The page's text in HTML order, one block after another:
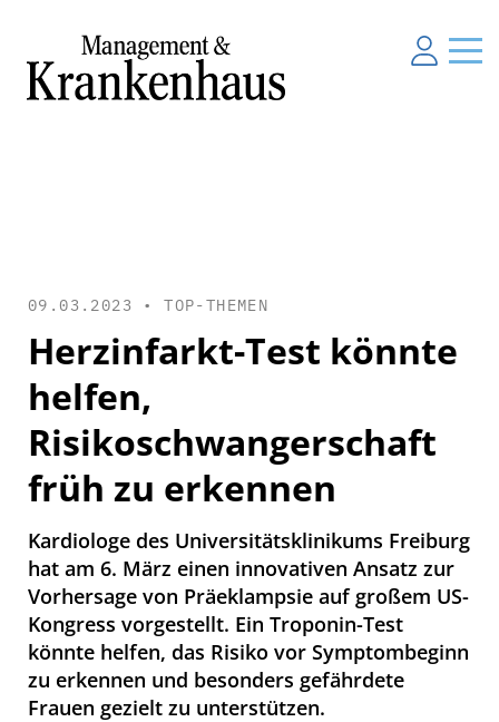
09.03.2023 •TOP-THEMEN
Herzinfarkt-Test könnte
helfen,
Risikoschwangerschaft
früh zu erkennen
Kardiologe des Universitätsklinikums Freiburg
hat am 6. März einen innovativen Ansatz zur
Vorhersage von Präeklampsie auf großem US-
Kongress vorgestellt. Ein Troponin-Test
könnte helfen, das Risiko vor Symptombeginn
zu erkennen und besonders gefährdete
Frauen gezielt zu unterstützen.